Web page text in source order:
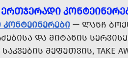
— ᲚᲐᲜᲩ
ᲓᲐ ᲛᲘᲢᲐᲜᲘᲡ
ᲨᲔᲤᲣᲗᲕᲘᲡ, TAKE